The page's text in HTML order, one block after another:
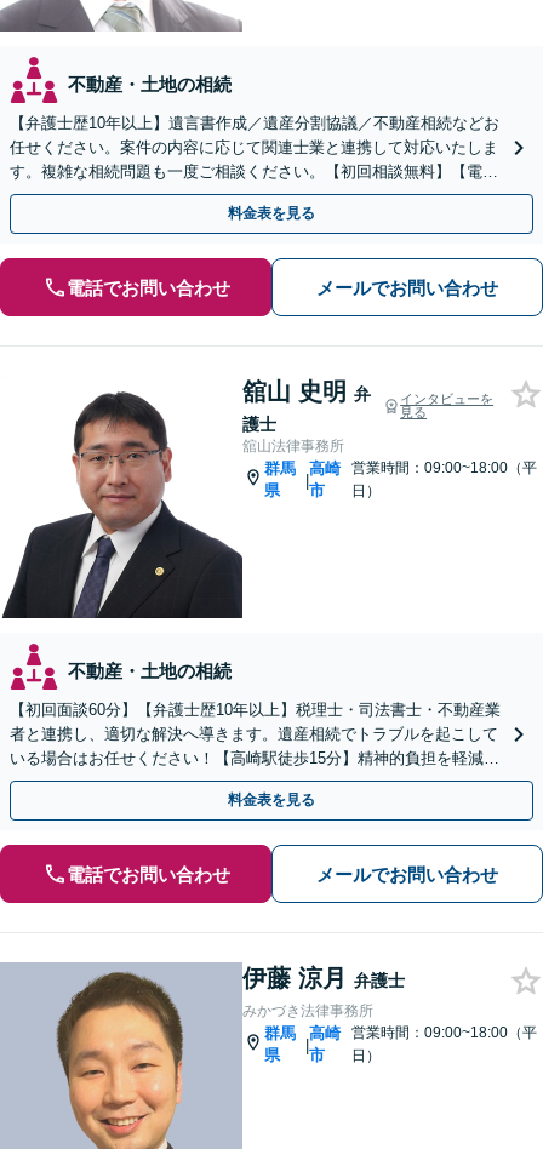
不動産・土地の相続
【弁護士歴10年以上】遺言書作成／遺産分割協議／不動産相続などお
任せください。案件の内容に応じて関連士業と連携して対応いたしま
す。複雑な相続問題も一度ご相談ください。【初回相談無料】【電話
相談可】
料金表を見る
電話でお問い合わせ メールでお問い合わせ
舘山 史明 弁
護士
インタビューを
見る
舘山法律事務所
群馬
県
|
高崎
市
営業時間：09:00~18:00（平
日）
不動産・土地の相続
【初回面談60分】【弁護士歴10年以上】税理士・司法書士・不動産業
者と連携し、適切な解決へ導きます。遺産相続でトラブルを起こして
いる場合はお任せください！【高崎駅徒歩15分】精神的負担を軽減す
るためにも早めのご相談を。
料金表を見る
電話でお問い合わせ メールでお問い合わせ
伊藤 涼月 弁護士
みかづき法律事務所
群馬
県
|
高崎
市
営業時間：09:00~18:00（平
日）